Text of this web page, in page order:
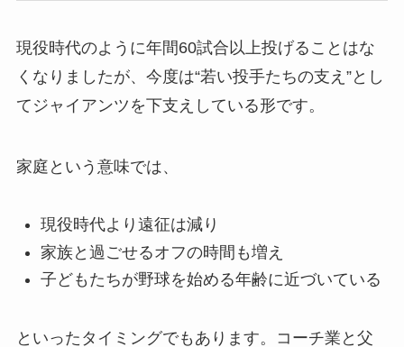
現役時代のように年間60試合以上投げることはな
くなりましたが、今度は“若い投手たちの支え”とし
てジャイアンツを下支えしている形です。
家庭という意味では、
現役時代より遠征は減り
家族と過ごせるオフの時間も増え
子どもたちが野球を始める年齢に近づいている
といったタイミングでもあります。コーチ業と父